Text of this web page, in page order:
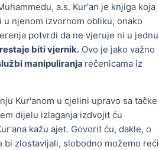
a.s. Kur'an je knjiga koja
njenom izvornom obliku, onako
potvrdi da ne vjeruje ni u jednu
biti vjernik. Ovo je jako važno
manipuliranja rečenicama iz
Kur'anom u cjelini upravo sa tačke
dijelu izlaganja izdvojit ću
kažu ajet. Govorit ću, dakle, o
zlostavljali, slobodno možemo reći